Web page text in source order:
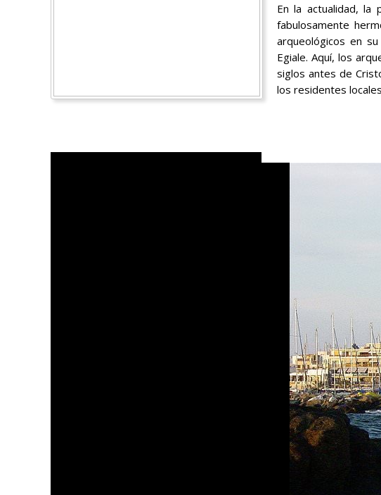
En la actualidad, la
fabulosamente
arqueológicos en
Egiale. Aquí, los
siglos antes de
los residentes